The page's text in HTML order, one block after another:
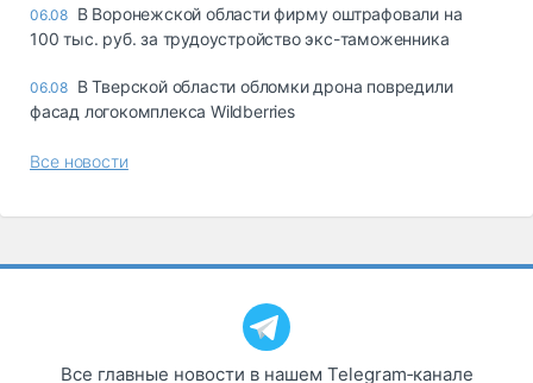
06.08 В Воронежской области фирму оштрафовали на
100 тыс. руб. за трудоустройство экс-таможенника
06.08 В Тверской области обломки дрона повредили
фасад логокомплекса Wildberries
Все новости
Все главные новости в нашем Telegram‑канале